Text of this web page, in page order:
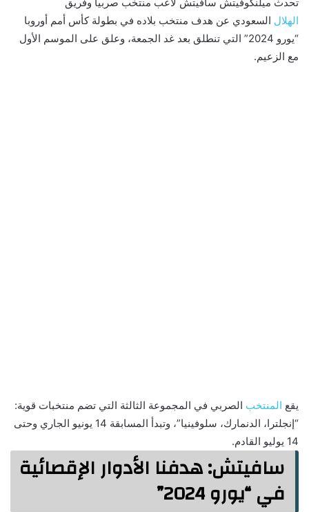
الهلال السعودي عن هدف منتخب بلاده في بطولة كأس أمم أوروبا
“يورو 2024” التي تنطلق بعد غد الجمعة، وعلق على الموسم الأول
مع الزعيم.
يقع المنتخب الصربي في المجموعة الثالثة التي تضم منتخبات قوية:
“إنجلترا، الدنمارك، سلوفينيا”، وتبدأ المسابقة 14 يونيو الجاري وحتى
14 يوليو القادم.
سافيتش: هدفنا الأدوار الإقصائية
في “يورو 2024”